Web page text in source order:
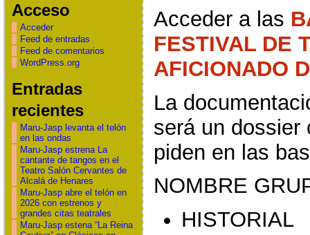
Acceso
Acceder
Feed de entradas
Feed de comentarios
WordPress.org
Entradas
recientes
Maru-Jasp levanta el telón
en las ondas
Maru-Jasp estrena La
cantante de tangos en el
Teatro Salón Cervantes de
Alcalá de Henares
Maru-Jasp abre el telón en
2026 con estrenos y
grandes citas teatrales
Maru-Jasp estena “La Reina
Acceder a las
FESTIVAL DE
AFICIONADO
La
será un dossier
piden en las
NOMBRE
HISTORIAL